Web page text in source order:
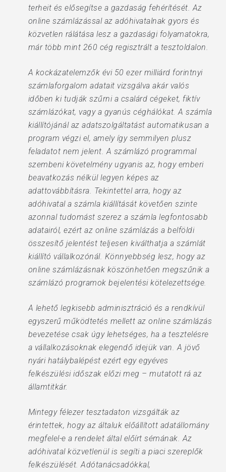
terheit és elősegítse a gazdaság fehérítését. Az
online számlázással az adóhivatalnak gyors és
közvetlen rálátása lesz a gazdasági folyamatokra,
már több mint 260 cég regisztrált a tesztoldalon.
A kockázatelemzők évi 50 ezer milliárd forintnyi
számlaforgalom adatait vizsgálva akár valós
időben ki tudják szűrni a csalárd cégeket, fiktív
számlázókat, vagy a gyanús céghálókat. A számla
kiállítójánál az adatszolgáltatást automatikusan a
program végzi el, amely így semmilyen plusz
feladatot nem jelent. A számlázó programmal
szembeni követelmény ugyanis az, hogy emberi
beavatkozás nélkül legyen képes az
adattovábbításra. Tekintettel arra, hogy az
adóhivatal a számla kiállítását követően szinte
azonnal tudomást szerez a számla legfontosabb
adatairól, ezért az online számlázás a belföldi
összesítő jelentést teljesen kiválthatja a számlát
kiállító vállalkozónál. Könnyebbség lesz, hogy az
online számlázásnak köszönhetően megszűnik a
számlázó programok bejelentési kötelezettsége.
A lehető legkisebb adminisztráció és a rendkívül
egyszerű működtetés mellett az online számlázás
bevezetése csak úgy lehetséges, ha a tesztelésre
a vállalkozásoknak elegendő idejük van. A jövő
nyári hatálybalépést ezért egy egyéves
felkészülési időszak előzi meg – mutatott rá az
államtitkár.
Mintegy félezer tesztadaton vizsgálták az
érintettek, hogy az általuk előállított adatállomány
megfelel-e a rendelet által előírt sémának. Az
adóhivatal közvetlenül is segíti a piaci szereplők
felkészülését. Adótanácsadókkal,